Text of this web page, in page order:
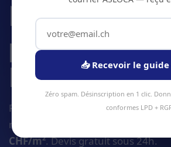
Nettoyage
Ferriere
Plus de 90 prestationsde
management disponibles à La
CHF/m². Devis gratuit sous 24h.
📥 Recevoir le
Zéro spam. Désinscription en 1 clic.
conformes LPD +